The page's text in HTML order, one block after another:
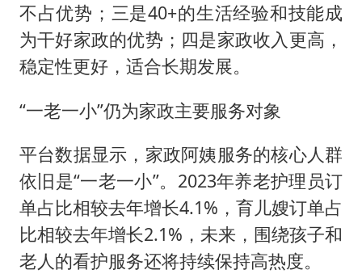
不占优势；三是40+的生活经验和技能成
为干好家政的优势；四是家政收入更高，
稳定性更好，适合长期发展。
“一老一小”仍为家政主要服务对象
平台数据显示，家政阿姨服务的核心人群
依旧是“一老一小”。2023年养老护理员订
单占比相较去年增长4.1%，育儿嫂订单占
比相较去年增长2.1%，未来，围绕孩子和
老人的看护服务还将持续保持高热度。